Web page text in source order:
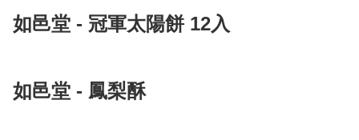
如邑堂 - 冠軍太陽餅 12入
如邑堂 - 鳳梨酥